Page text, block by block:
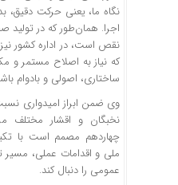
نگاه ما، یعنی حرکت دقیق،
اجرا. همان‌طور که در تولید
نقص است، در اداره کشور
که نیاز به اصلاح مستمر و
ساختاری، اصولی و بادوام
وی ضمن ابراز امیدواری
نخبگان و اقشار مختلف
چهاردهم مصمم است با
ملی و اقدامات عملی، مسیر
عمومی را دنبال کند.